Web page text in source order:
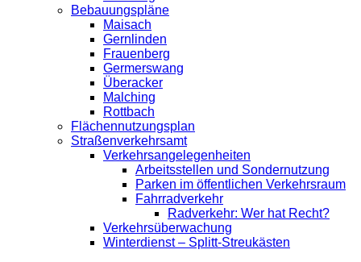
Bebauungspläne
Maisach
Gernlinden
Frauenberg
Germerswang
Überacker
Malching
Rottbach
Flächennutzungsplan
Straßenverkehrsamt
Verkehrsangelegenheiten
Arbeitsstellen und Sondernutzung
Parken im öffentlichen Verkehrsraum
Fahrradverkehr
Radverkehr: Wer hat Recht?
Verkehrsüberwachung
Winterdienst – Splitt-Streukästen